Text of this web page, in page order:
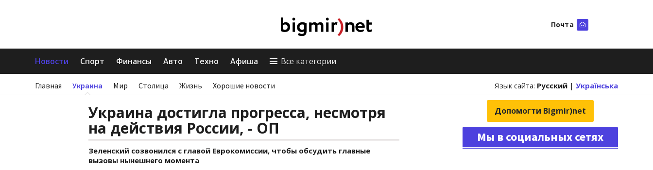
Почта
Новости Спорт Финансы Авто Техно Афиша Все категории
Главная Украина Мир Столица Жизнь Хорошие новости Язык сайта: Русский | Українська
Украина достигла прогресса, несмотря
на действия России, - ОП
Зеленский созвонился с главой Еврокомиссии, чтобы обсудить главные
вызовы нынешнего момента
Допомогти Bigmir)net
Мы в социальных сетях